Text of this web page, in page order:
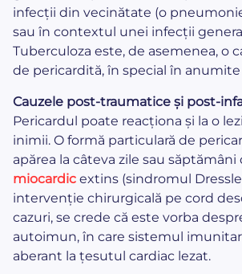
infecții din vecinătate (o
sau în contextul unei infecții
Tuberculoza este, de asemenea, o
de pericardită, în special în
Cauzele post-traumatice și post-
Pericardul poate reacționa și la o
inimii. O formă particulară de
apărea la câteva zile sau
miocardic extins (sindromul
intervenție chirurgicală pe cord
cazuri, se crede că este vorba
autoimun, în care sistemul
aberant la țesutul cardiac lezat.